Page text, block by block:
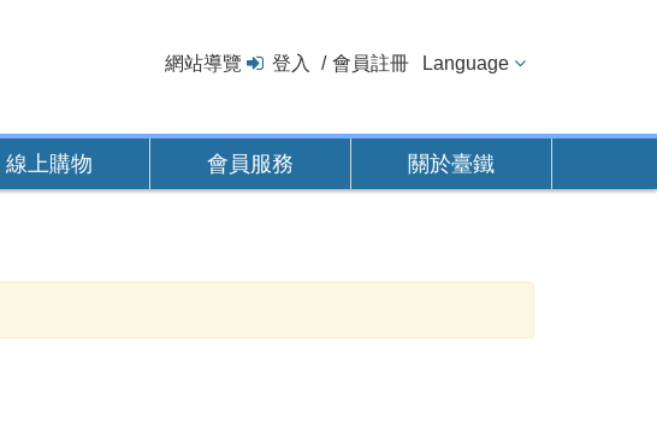
網站導覽 登入 會員註冊 Language
線上購物 會員服務 關於臺鐵